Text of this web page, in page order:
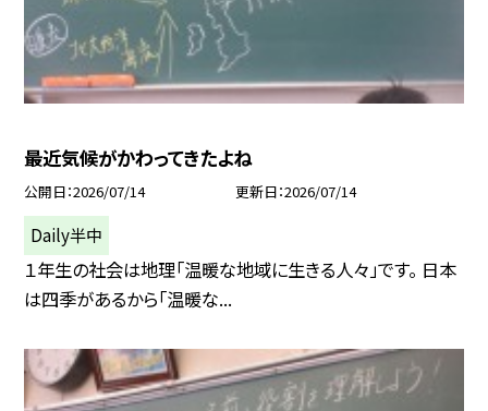
最近気候がかわってきたよね
公開日 2026/07/14 更新日 2026/07/14
Daily半中
１年生の社会は地理「温暖な地域に生きる人々」です。 日本
は四季があるから「温暖な...